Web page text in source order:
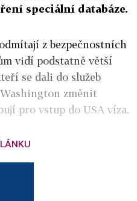
speciální databáze.
z bezpečnostních
vidí podstatně větší
se dali do služeb
změnit
pro vstup do USA víza.